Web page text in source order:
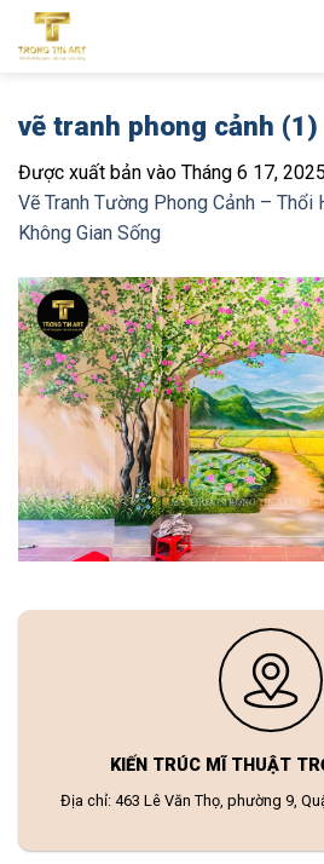
qua
vẽ tranh phong cảnh (1)
Được xuất bản vào Tháng 6 17, 2025
Vẽ Tranh Tường Phong Cảnh – Thổi
Không Gian Sống
KIẾN TRÚC MĨ THUẬT
Địa chỉ: 463 Lê Văn Thọ, phường 9,